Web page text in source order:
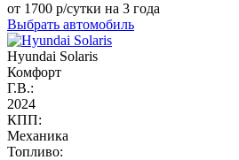
от 1700 р/сутки на 3 года
Выбрать автомобиль
Hyundai Solaris
Комфорт
Г.В.:
2024
КПП:
Механика
Топливо: